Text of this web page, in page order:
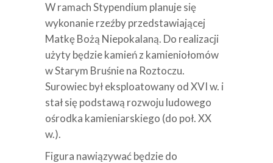
W ramach Stypendium planuje się
wykonanie rzeźby przedstawiającej
Matkę Bożą Niepokalaną. Do realizacji
użyty będzie kamień z kamieniołomów
w Starym Bruśnie na Roztoczu.
Surowiec był eksploatowany od XVI w. i
stał się podstawą rozwoju ludowego
ośrodka kamieniarskiego (do poł. XX
w.).
Figura nawiązywać będzie do